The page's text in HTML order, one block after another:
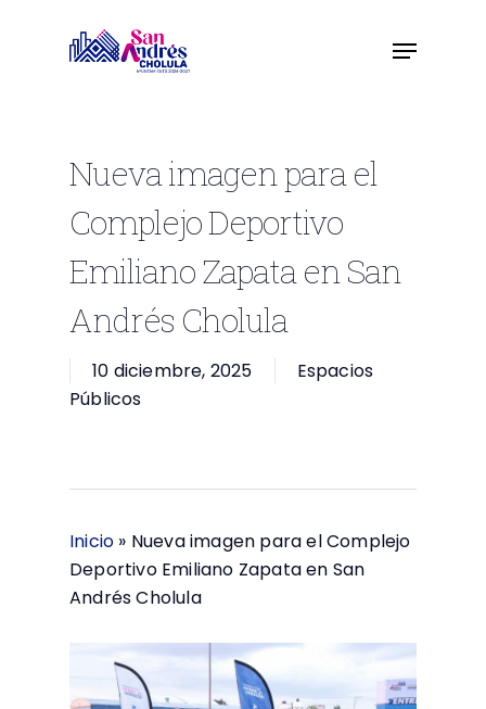
Nueva imagen para el
Complejo Deportivo
Emiliano Zapata en San
Andrés Cholula
10 diciembre, 2025
Espacios
Públicos
Inicio » Nueva imagen para el Complejo
Deportivo Emiliano Zapata en San
Andrés Cholula